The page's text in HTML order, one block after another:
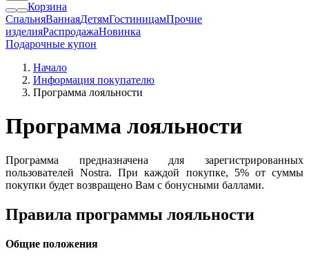
Корзина
СпальняВаннаяДетямГостиницамПрочие
изделияPаспродажаНовинка
Подарочные купон
Начало
Информация покупателю
Программа лояльности
Программа лояльности
Программа предназначена для зарегистрированных
пользователей Nostra. При каждой покупке, 5% от суммы
покупки будет возвращено Вам с бонусными баллами.
Правила программы лояльности
Общие положения